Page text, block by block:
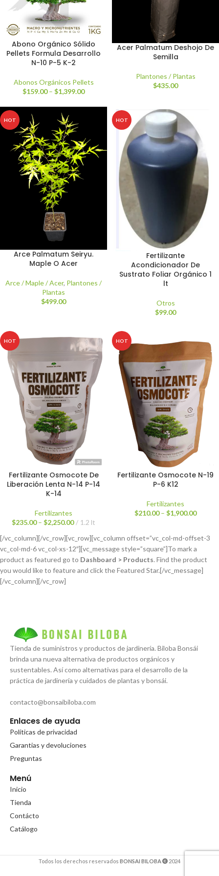
Abono Orgánico Sólido
Pellets Formula Desarrollo
N-10 P-5 K-2
Abonos Orgánicos Pellets
$159.00 – $1,399.00
Acer Palmatum Deshojo De
Semilla
Plantones / Plantas
$435.00
HOT
Arce Palmatum Seiryu.
Maple O Acer
Arce / Maple / Acer, Plantones /
Plantas
$499.00
HOT
Fertilizante
Acondicionador De
Sustrato Foliar Orgánico 1
lt
Otros
$99.00
HOT
Fertilizante Osmocote De
Liberación Lenta N-14 P-14
K-14
Fertilizantes
$235.00 – $2,250.00 1.2 lt
HOT
Fertilizante Osmocote N-19
P-6 K12
Fertilizantes
$210.00 – $1,900.00
[/vc_column][/vc_row][vc_row][vc_column offset=”vc_col-md-offset-3
vc_col-md-6 vc_col-xs-12″][vc_message style=”square”]To mark a
product as featured go to Dashboard > Products. Find the product
you would like to feature and click the Featured Star.[/vc_message]
[/vc_column][/vc_row]
Tienda de suministros y productos de jardinería. Biloba Bonsái
brinda una nueva alternativa de productos orgánicos y
sustentables. Así como alternativas para el desarrollo de la
práctica de jardinería y cuidados de plantas y bonsái.
contacto@bonsaibiloba.com
Enlaces de ayuda
Políticas de privacidad
Garantias y devoluciones
Preguntas
Menú
Inicio
Tienda
Contácto
Catálogo
Todos los derechos reservados BONSAI BILOBA 2024